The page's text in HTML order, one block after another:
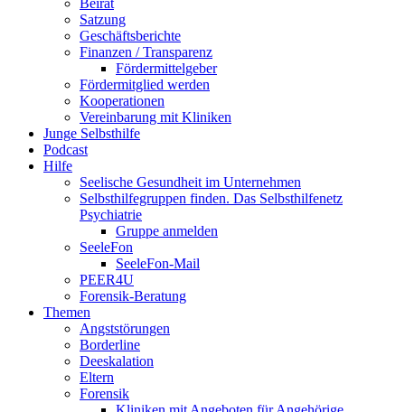
Satzung
Geschäftsberichte
Finanzen / Transparenz
Fördermittelgeber
Fördermitglied werden
Kooperationen
Vereinbarung mit Kliniken
Junge Selbsthilfe
Podcast
Hilfe
Seelische Gesundheit im Unternehmen
Selbsthilfegruppen finden. Das Selbsthilfenetz
Psychiatrie
Gruppe anmelden
SeeleFon
SeeleFon-Mail
PEER4U
Forensik-Beratung
Themen
Angststörungen
Borderline
Deeskalation
Eltern
Forensik